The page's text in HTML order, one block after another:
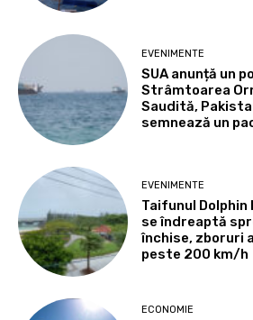
EVENIMENTE
SUA anunță un
Strâmtoarea
Saudită,
semnează un
EVENIMENTE
Taifunul
se îndreaptă
închise, zboruri
peste 200 km/h
ECONOMIE